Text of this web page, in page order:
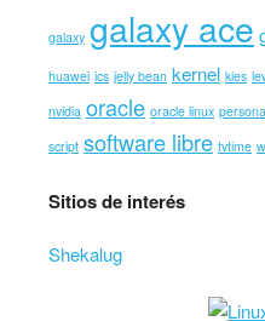
galaxy galaxy ace
huawei ics jelly bean kernel kies
nvidia oracle oracle linux
script software libre tvtime
Sitios de interés
Shekalug